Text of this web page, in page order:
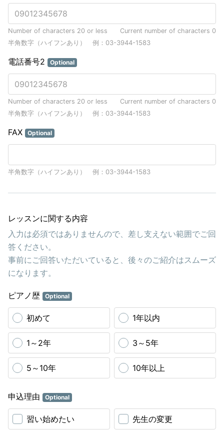
Number of characters 20 or less Current number of characters 0
半角数字（ハイフンあり） 例：03-3944-1583
電話番号2 Optional
Number of characters 20 or less Current number of characters 0
半角数字（ハイフンあり） 例：03-3944-1583
FAX Optional
半角数字（ハイフンあり） 例：03-3944-1583
レッスンに関する内容
入力は必須ではありませんので、差し支えない範囲でご回
答ください。
事前にご回答いただいていると、後々のご紹介はスムーズ
になります。
ピアノ歴 Optional
初めて 1年以内
1～2年 3～5年
5～10年 10年以上
申込理由 Optional
習い始めたい 先生の変更